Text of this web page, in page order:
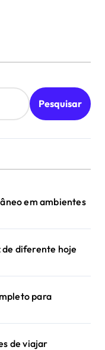
Pesquisar
em ambientes
de diferente hoje
para
de viajar